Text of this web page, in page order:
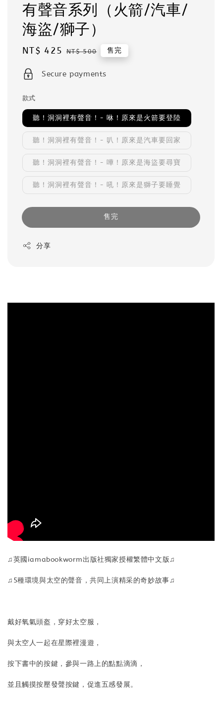
有聲音系列（火箭/汽車/
海盜/獅子）
Sale
NT$ 425 Regular
NT$ 500 售完
Secure payments
款式
聽！洞洞裡有聲音！- 咻！原來是火箭要登陸
聽！洞洞裡有聲音！- 叭！原來是汽車要回家
聽！洞洞裡有聲音！- 嘩！原來是海盜要尋寶
聽！洞洞裡有聲音！- 吼！原來是獅子要睡覺
售完
分享
♫英國iamabookworm出版社獨家授權繁體中文版♫
♫5種環境與太空的聲音，共同上演精采的奇妙故事♫
戴好氧氣頭盔，穿好太空服，
與太空人一起在星際裡漫遊，
按下書中的按鍵，參與一路上的點點滴滴，
並且觸摸按壓發聲按鍵，促進五感發展。